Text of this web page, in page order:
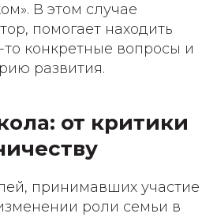
В этом случае
помогает находить
то конкретные вопросы и
развития.
от критики
принимавших участие
роли семьи в